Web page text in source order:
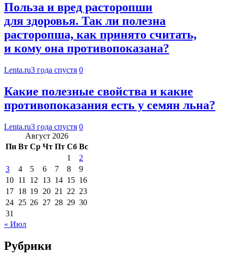
Польза и вред расторопши
для здоровья. Так ли полезна
расторопша, как принято считать,
и кому она противопоказана?
Lenta.ru3 года спустя 0
Какие полезные свойства и какие
противопоказания есть у семян льна?
Lenta.ru3 года спустя 0
Август 2026
Пн Вт Ср Чт Пт Сб Вс
1
2
3
4 5 6 7 8
9
10 11 12 13 14 15 16
17 18 19 20 21 22 23
24 25 26 27 28 29 30
31
« Июл
Рубрики